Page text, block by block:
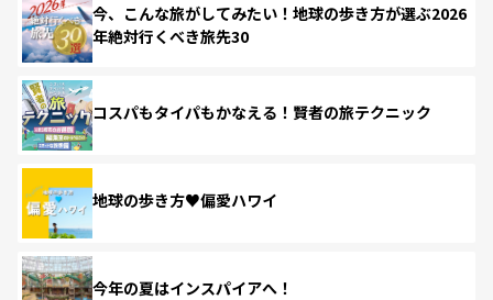
今、こんな旅がしてみたい！地球の歩き方が選ぶ2026
年絶対行くべき旅先30
コスパもタイパもかなえる！賢者の旅テクニック
地球の歩き方♥偏愛ハワイ
今年の夏はインスパイアへ！